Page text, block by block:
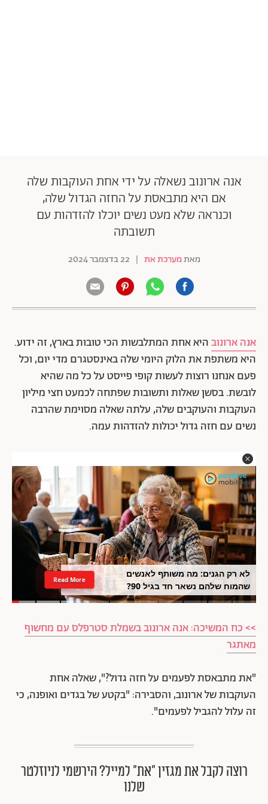
אנה ארונוב נשאלה על ידי אחת העוקבות שלה
אם היא מתבאסת על החזה הגדול שלה,
וכנראה שלא מעט נשים יוכלו להזדהות עם
תשובתה
מאתמערכת את | 22 בדצמבר 2024
אנה ארונובהיא אחת המתלבשות הכי טובות בארץ, זה ידוע.
היא משתפת את הלוק היומי שלה באינסטגרם מדי יום, וכל
פעם אנחנו רוצות לעשות קופי פייסט על כל מה שהיא
לובשת. בסשן שאלות ותשובות שפתחה לכמעט חצי מיליון
העוקבות והעוקבים שלה, עלתה שאלה מסוימת שהרבה
נשים עם חזה גדול יכולות להזדהות עמה.
לא רק הגנים: מה משותף לאנשים
שהמוח שלהם נשאר חד בגיל 90?
Read More
>> כח המשיכה: אנה ארונוב בשמלת סטרפלס עם מחשוף
מאתגר
"את מתבאסת לפעמים על חזה גדול?", שאלה אחת
העוקבות של ארונוב, והסבירה: "בקטע של בגדים ואופנה, כי
זה עלול להגביל לפעמים".
רוצה לקבל את מגזין ״את״ למייל? הירשמי לניוזלטר
שלנו